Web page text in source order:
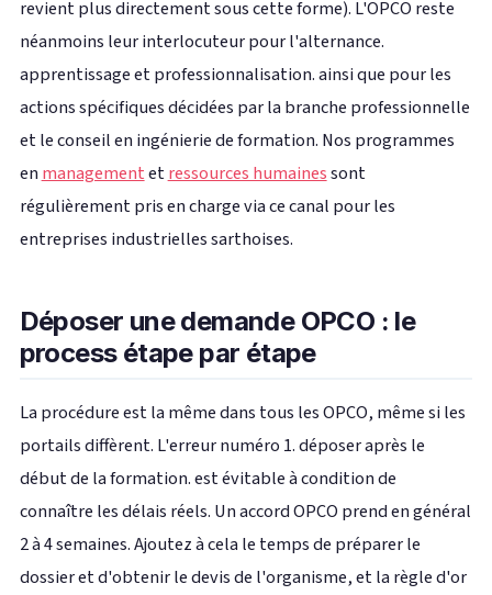
revient plus directement sous cette forme). L'OPCO reste
néanmoins leur interlocuteur pour l'alternance.
apprentissage et professionnalisation. ainsi que pour les
actions spécifiques décidées par la branche professionnelle
et le conseil en ingénierie de formation. Nos programmes
en managementetressources humainessont
régulièrement pris en charge via ce canal pour les
entreprises industrielles sarthoises.
Déposer une demande OPCO : le
process étape par étape
La procédure est la même dans tous les OPCO, même si les
portails diffèrent. L'erreur numéro 1. déposer après le
début de la formation. est évitable à condition de
connaître les délais réels. Un accord OPCO prend en général
2 à 4 semaines. Ajoutez à cela le temps de préparer le
dossier et d'obtenir le devis de l'organisme, et la règle d'or